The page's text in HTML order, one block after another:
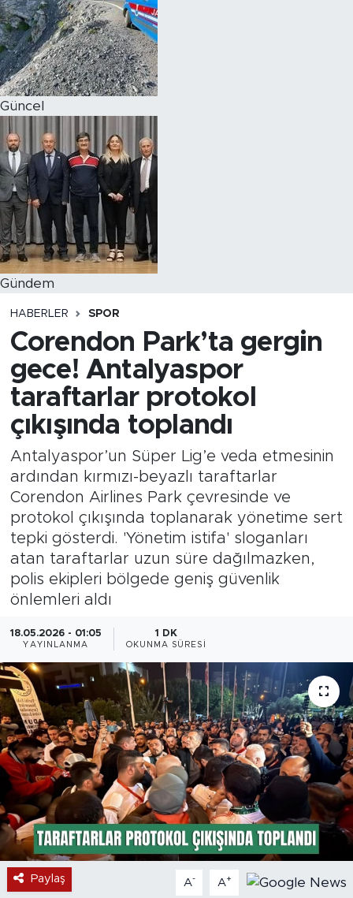
Güncel
Gündem
HABERLER SPOR
Corendon Park’ta gergin
gece! Antalyaspor
taraftarlar protokol
çıkışında toplandı
Antalyaspor’un Süper Lig’e veda etmesinin
ardından kırmızı-beyazlı taraftarlar
Corendon Airlines Park çevresinde ve
protokol çıkışında toplanarak yönetime sert
tepki gösterdi. 'Yönetim istifa' sloganları
atan taraftarlar uzun süre dağılmazken,
polis ekipleri bölgede geniş güvenlik
önlemleri aldı
18.05.2026 - 01:05
YAYINLANMA
1 DK
OKUNMA SÜRESI
Paylaş A- A+
Magazin
Özel Haber
Politika
Resmi İlanlar
Sağlık
Spor
Turizm